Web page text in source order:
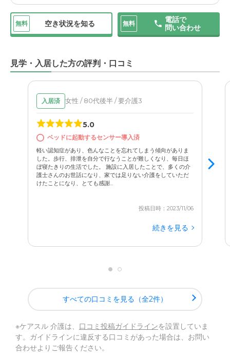
施設でお友達ができて、お互いの部屋を行き来しておしゃ
べりを楽しんでいると聞いた時は、本当に嬉しく思いまし
る。これ以上に安心できることはありません。家族として
は少し寂しいくらいの言葉ですが、母の「ここが一番い
い」という一言が、私たちの選択が間違っていなかったこ
との何よりの証拠だと思っています。
無料 空き状況を知る 無料
電話で
問い合わせ
見学・入居した方の評判・口コミ
入居済 女性 / 80代後半 / 要介護3
5.0
ベッドに起動するセンサー導入済
軽い認知症があり、色んなことを忘れてしまう傾向がありま
した。歩行、排泄を自分で行なうことが難しくなり、毎日ほ
ぼ寝たきりの生活でした。 施設に入居したことで、多くの介
護士さんのお世話になり、家では足りない介護をしていただ
けたことになり、とても感謝...
投稿日時：2023/11/06
続きを見る
すべての口コミを見る（全2件）
※ケアスル 介護は、 口コミ投稿ガイドラインを設置していま
す。ガイドラインに違反する口コミがあった場合は、お問い
合わせよりご報告ください。